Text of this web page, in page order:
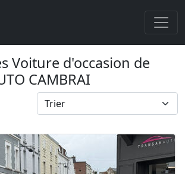
Voiture d'occasion de
CAMBRAI